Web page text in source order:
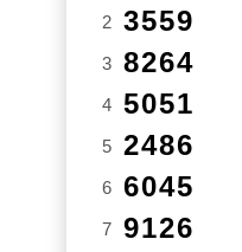
2 3559
3 8264
4 5051
5 2486
6 6045
7 9126